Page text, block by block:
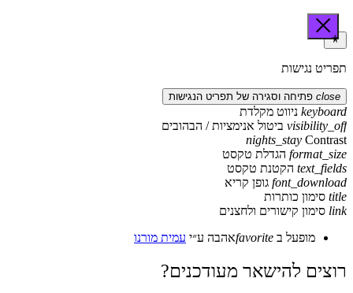
תפריט נגישות
close פתיחה וסגירה של תפריט הנגישות
keyboard ניווט מקלדת
visibility_off ביטול אנימציות / הבהובים
nights_stay Contrast
format_size הגדלת טקסט
text_fields הקטנת טקסט
font_download גופן קריא
title סימון כותרות
link סימון קישורים ולחצנים
מופעל ב favoriteאהבה ע״י עמית מורנו
רוצים להישאר מעודכנים?